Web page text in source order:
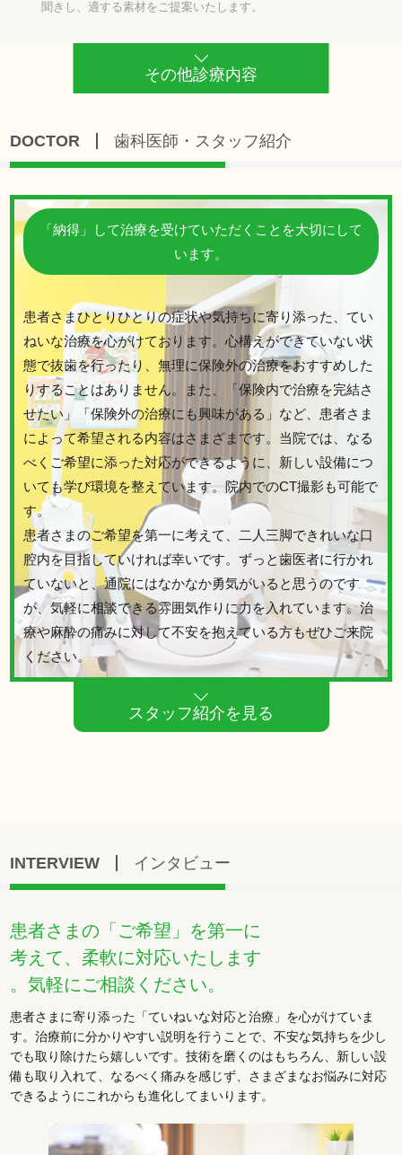
聞きし、適する素材をご提案いたします。
その他診療内容
DOCTOR 歯科医師・スタッフ紹介
「納得」して治療を受けていただくことを大切にして
います。
患者さまひとりひとりの症状や気持ちに寄り添った、てい
ねいな治療を心がけております。心構えができていない状
態で抜歯を行ったり、無理に保険外の治療をおすすめした
りすることはありません。また、「保険内で治療を完結さ
せたい」「保険外の治療にも興味がある」など、患者さま
によって希望される内容はさまざまです。当院では、なる
べくご希望に添った対応ができるように、新しい設備につ
いても学び環境を整えています。院内でのCT撮影も可能で
す。
患者さまのご希望を第一に考えて、二人三脚できれいな口
腔内を目指していければ幸いです。ずっと歯医者に行かれ
ていないと、通院にはなかなか勇気がいると思うのです
が、気軽に相談できる雰囲気作りに力を入れています。治
療や麻酔の痛みに対して不安を抱えている方もぜひご来院
ください。
スタッフ紹介を見る
INTERVIEW インタビュー
患者さまの「ご希望」を第一に
考えて、柔軟に対応いたします
。気軽にご相談ください。
患者さまに寄り添った「ていねいな対応と治療」を心がけていま
す。治療前に分かりやすい説明を行うことで、不安な気持ちを少し
でも取り除けたら嬉しいです。技術を磨くのはもちろん、新しい設
備も取り入れて、なるべく痛みを感じず、さまざまなお悩みに対応
できるようにこれからも進化してまいります。